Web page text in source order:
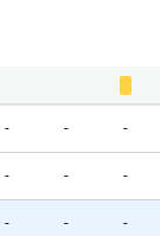
- - -
- - -
- - -